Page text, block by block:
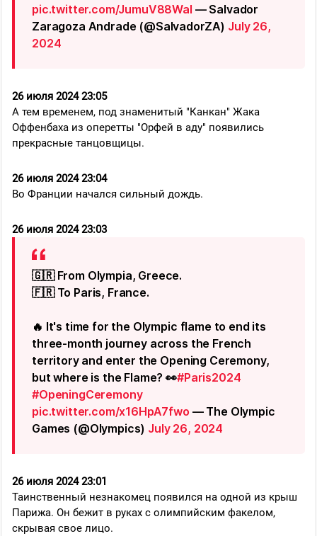
26 июля 2024 23:01
Таинственный незнакомец появился на одной из крыш
Парижа. Он бежит в руках с олимпийским факелом,
скрывая свое лицо.
26 июля 2024 23:03
🇬🇷 From Olympia, Greece.
🇫🇷 To Paris, France.
🔥 It's time for the Olympic flame to end its
three-month journey across the French
territory and enter the Opening Ceremony,
but where is the Flame? 👀#Paris2024
#OpeningCeremony
pic.twitter.com/x16HpA7fwo — The Olympic
Games (@Olympics) July 26, 2024
26 июля 2024 23:04
Во Франции начался сильный дождь.
26 июля 2024 23:05
А тем временем, под знаменитый "Канкан" Жака
Оффенбаха из оперетты "Орфей в аду" появились
прекрасные танцовщицы.
pic.twitter.com/JumuV88WaI — Salvador
Zaragoza Andrade (@SalvadorZA) July 26,
2024